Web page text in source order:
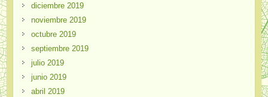
diciembre 2019
noviembre 2019
octubre 2019
septiembre 2019
julio 2019
junio 2019
abril 2019